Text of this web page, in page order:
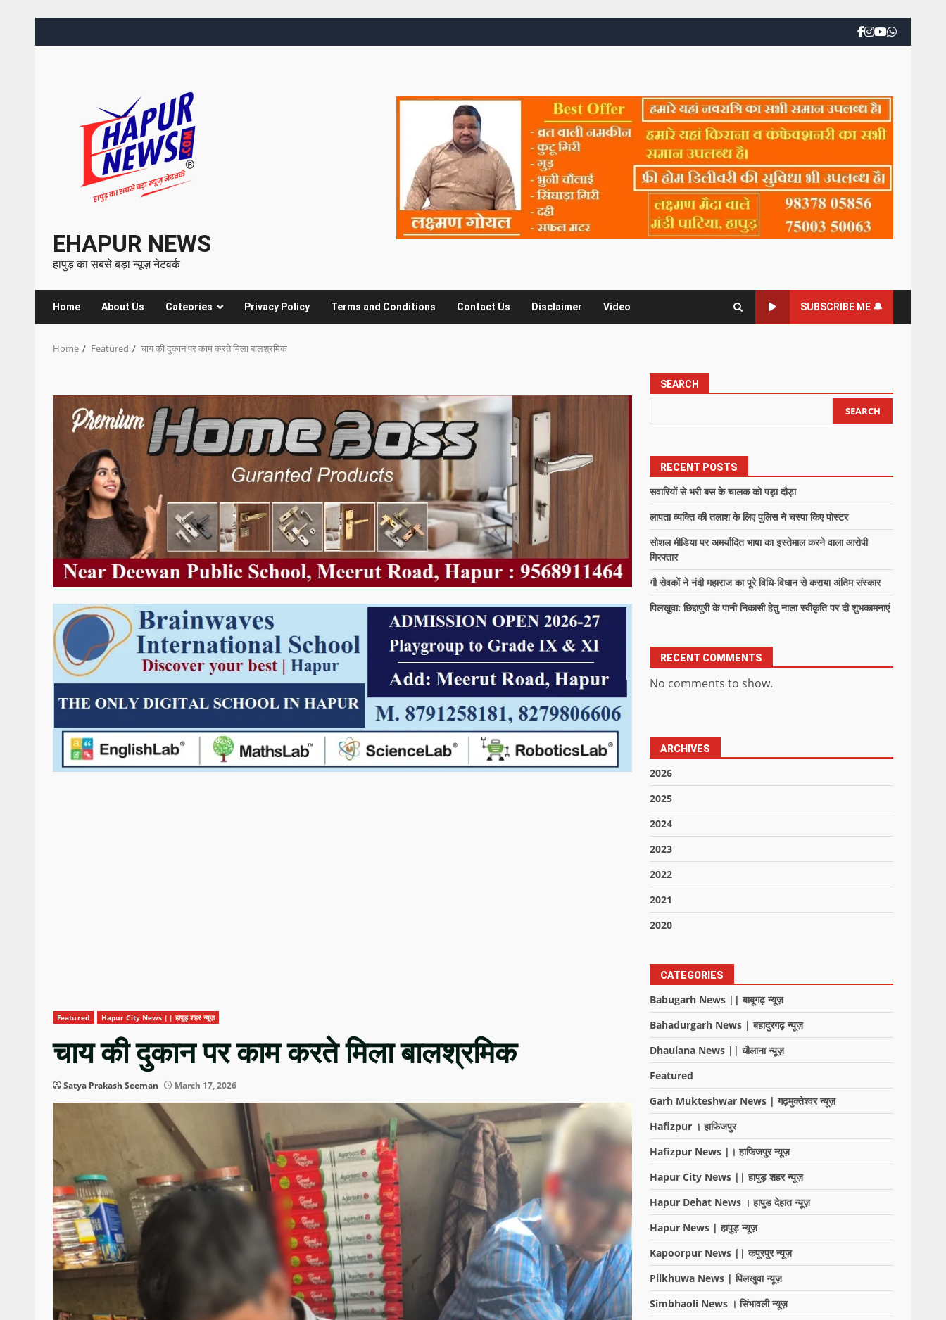
EHAPUR NEWS
हापुड़ का सबसे बड़ा न्यूज़ नेटवर्क
Home About Us Cateories Privacy Policy Terms and Conditions Contact Us Disclaimer Video SUBSCRIBE ME 🔔
Home Featured चाय की दुकान पर काम करते मिला बालश्रमिक
Featured Hapur City News || हापुड़ शहर न्यूज़
चाय की दुकान पर काम करते मिला बालश्रमिक
Satya Prakash Seeman March 17, 2026
SEARCH
SEARCH
RECENT POSTS
सवारियों से भरी बस के चालक को पड़ा दौड़ा
लापता व्यक्ति की तलाश के लिए पुलिस ने चस्पा किए पोस्टर
सोशल मीडिया पर अमर्यादित भाषा का इस्तेमाल करने वाला आरोपी
गिरफ्तार
गौ सेवकों ने नंदी महाराज का पूरे विधि-विधान से कराया अंतिम संस्कार
पिलखुवा: छिद्दापुरी के पानी निकासी हेतु नाला स्वीकृति पर दी शुभकामनाएं
RECENT COMMENTS
No comments to show.
ARCHIVES
2026
2025
2024
2023
2022
2021
2020
CATEGORIES
Babugarh News || बाबूगढ़ न्यूज़
Bahadurgarh News | बहादुरगढ़ न्यूज़
Dhaulana News || धौलाना न्यूज़
Featured
Garh Mukteshwar News | गढ़मुक्तेश्वर न्यूज़
Hafizpur । हाफिजपुर
Hafizpur News |। हाफिजपुर न्यूज़
Hapur City News || हापुड़ शहर न्यूज़
Hapur Dehat News । हापुड देहात न्यूज़
Hapur News | हापुड़ न्यूज़
Kapoorpur News || कपूरपुर न्यूज़
Pilkhuwa News | पिलखुवा न्यूज़
Simbhaoli News । सिंभावली न्यूज़